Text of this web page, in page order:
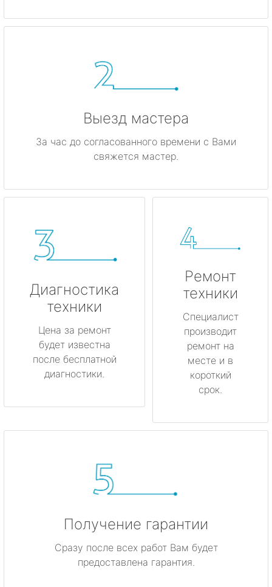
Выезд мастера
За час до согласованного времени с Вами
свяжется мастер.
Диагностика
техники
Цена за ремонт
будет известна
после бесплатной
диагностики.
Ремонт
техники
Специалист
производит
ремонт на
месте и в
короткий
срок.
Получение гарантии
Сразу после всех работ Вам будет
предоставлена гарантия.